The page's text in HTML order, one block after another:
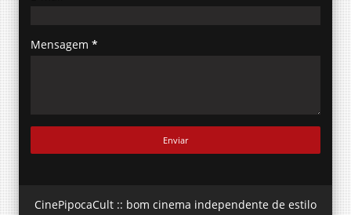
Mensagem *
CinePipocaCult :: bom cinema independente de estilo